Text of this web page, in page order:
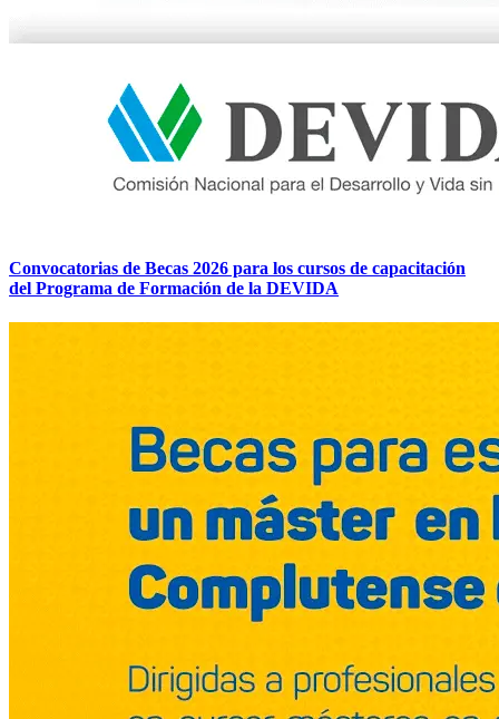
Convocatorias de Becas 2026 para los cursos de capacitación
del Programa de Formación de la DEVIDA